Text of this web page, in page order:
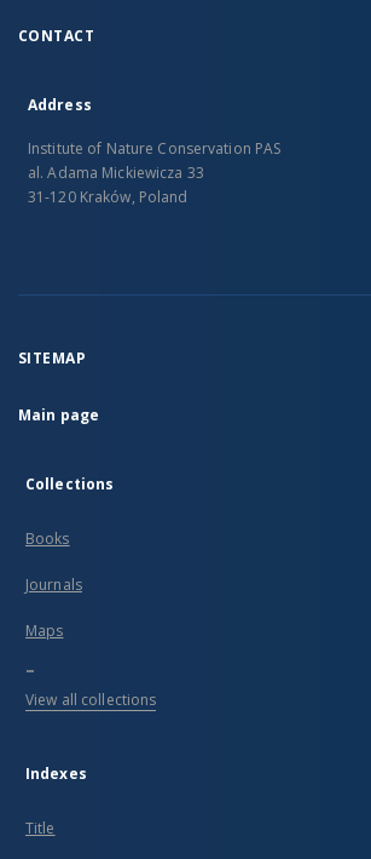
CONTACT
Address
Institute of Nature Conservation PAS
al. Adama Mickiewicza 33
31-120 Kraków, Poland
SITEMAP
Main page
Collections
Books
Journals
Maps
...
View all collections
Indexes
Title